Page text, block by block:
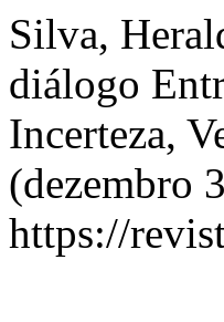
Silva,
diálogo
Incerteza,
(dezembro
https://